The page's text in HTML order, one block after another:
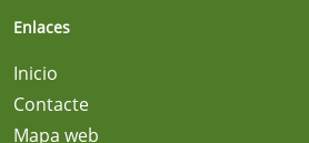
Enlaces
Inicio
Contacte
Mapa web